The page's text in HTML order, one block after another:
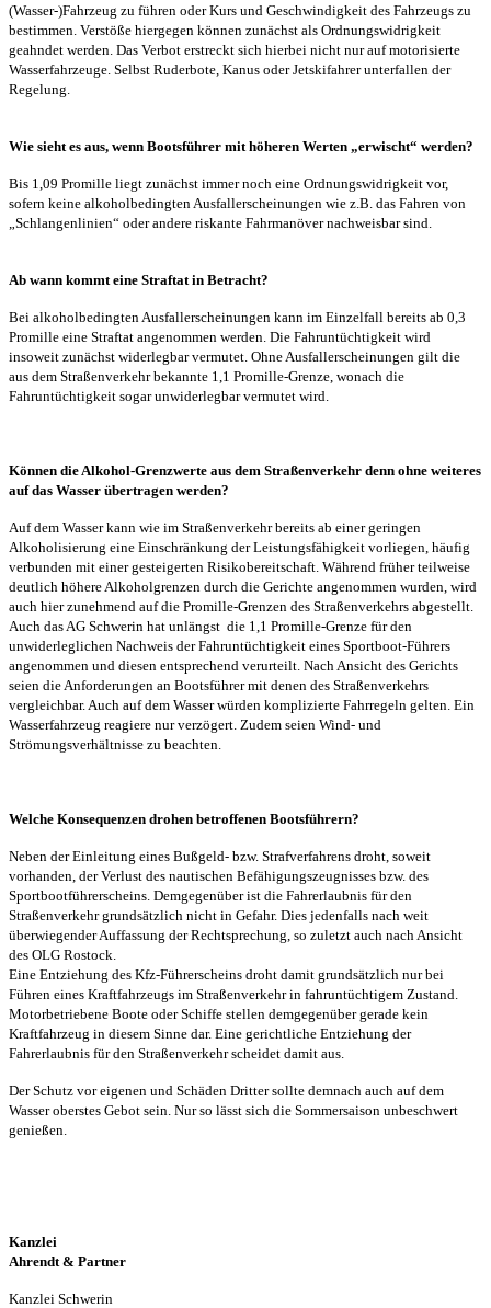
(Wasser-)Fahrzeug zu führen oder Kurs und Geschwindigkeit des Fahrzeugs zu
bestimmen. Verstöße hiergegen können zunächst als Ordnungswidrigkeit
geahndet werden. Das Verbot erstreckt sich hierbei nicht nur auf motorisierte
Wasserfahrzeuge. Selbst Ruderbote, Kanus oder Jetskifahrer unterfallen der
Regelung.
Wie sieht es aus, wenn Bootsführer mit höheren Werten „erwischt“ werden?
Bis 1,09 Promille liegt zunächst immer noch eine Ordnungswidrigkeit vor,
sofern keine alkoholbedingten Ausfallerscheinungen wie z.B. das Fahren von
„Schlangenlinien“ oder andere riskante Fahrmanöver nachweisbar sind.
Ab wann kommt eine Straftat in Betracht?
Bei alkoholbedingten Ausfallerscheinungen kann im Einzelfall bereits ab 0,3
Promille eine Straftat angenommen werden. Die Fahruntüchtigkeit wird
insoweit zunächst widerlegbar vermutet. Ohne Ausfallerscheinungen gilt die
aus dem Straßenverkehr bekannte 1,1 Promille-Grenze, wonach die
Fahruntüchtigkeit sogar unwiderlegbar vermutet wird.
Können die Alkohol-Grenzwerte aus dem Straßenverkehr denn ohne weiteres
auf das Wasser übertragen werden?
Auf dem Wasser kann wie im Straßenverkehr bereits ab einer geringen
Alkoholisierung eine Einschränkung der Leistungsfähigkeit vorliegen, häufig
verbunden mit einer gesteigerten Risikobereitschaft. Während früher teilweise
deutlich höhere Alkoholgrenzen durch die Gerichte angenommen wurden, wird
auch hier zunehmend auf die Promille-Grenzen des Straßenverkehrs abgestellt.
Auch das AG Schwerin hat unlängst die 1,1 Promille-Grenze für den
unwiderleglichen Nachweis der Fahruntüchtigkeit eines Sportboot-Führers
angenommen und diesen entsprechend verurteilt. Nach Ansicht des Gerichts
seien die Anforderungen an Bootsführer mit denen des Straßenverkehrs
vergleichbar. Auch auf dem Wasser würden komplizierte Fahrregeln gelten. Ein
Wasserfahrzeug reagiere nur verzögert. Zudem seien Wind- und
Strömungsverhältnisse zu beachten.
Welche Konsequenzen drohen betroffenen Bootsführern?
Neben der Einleitung eines Bußgeld- bzw. Strafverfahrens droht, soweit
vorhanden, der Verlust des nautischen Befähigungszeugnisses bzw. des
Sportbootführerscheins. Demgegenüber ist die Fahrerlaubnis für den
Straßenverkehr grundsätzlich nicht in Gefahr. Dies jedenfalls nach weit
überwiegender Auffassung der Rechtsprechung, so zuletzt auch nach Ansicht
des OLG Rostock.
Eine Entziehung des Kfz-Führerscheins droht damit grundsätzlich nur bei
Führen eines Kraftfahrzeugs im Straßenverkehr in fahruntüchtigem Zustand.
Motorbetriebene Boote oder Schiffe stellen demgegenüber gerade kein
Kraftfahrzeug in diesem Sinne dar. Eine gerichtliche Entziehung der
Fahrerlaubnis für den Straßenverkehr scheidet damit aus.
Der Schutz vor eigenen und Schäden Dritter sollte demnach auch auf dem
Wasser oberstes Gebot sein. Nur so lässt sich die Sommersaison unbeschwert
genießen.
Kanzlei
Ahrendt & Partner
Kanzlei Schwerin